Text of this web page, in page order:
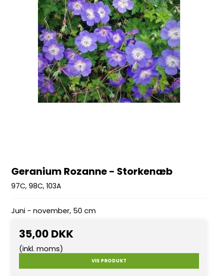
Geranium Rozanne - Storkenæb
97C, 98C, 103A
Juni - november, 50 cm
35,00 DKK
(inkl. moms)
VIS PRODUKT